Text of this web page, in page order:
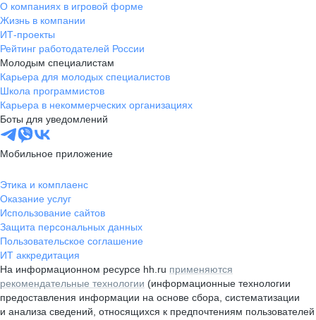
О компаниях в игровой форме
Жизнь в компании
ИТ-проекты
Рейтинг работодателей России
Молодым специалистам
Карьера для молодых специалистов
Школа программистов
Карьера в некоммерческих организациях
Боты для уведомлений
Мобильное приложение
Этика и комплаенс
Оказание услуг
Использование сайтов
Защита персональных данных
Пользовательское соглашение
ИТ аккредитация
На информационном ресурсе hh.ru применяются
рекомендательные технологии (информационные технологии
предоставления информации на основе сбора, систематизации
и анализа сведений, относящихся к предпочтениям пользователей